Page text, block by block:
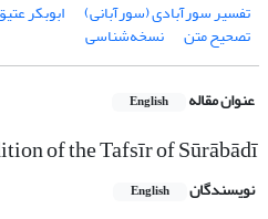
تفسیر سورآبادی (سورآبانی)
ابوبکر
تصحیح متن نسخه‌شناسی
عنوان مقاله English
of the Tafsīr of Sūrābādī
نویسندگان English